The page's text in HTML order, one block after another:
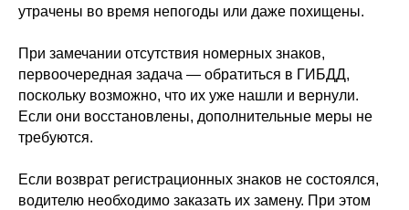
утрачены во время непогоды или даже похищены.
При замечании отсутствия номерных знаков,
первоочередная задача — обратиться в ГИБДД,
поскольку возможно, что их уже нашли и вернули.
Если они восстановлены, дополнительные меры не
требуются.
Если возврат регистрационных знаков не состоялся,
водителю необходимо заказать их замену. При этом